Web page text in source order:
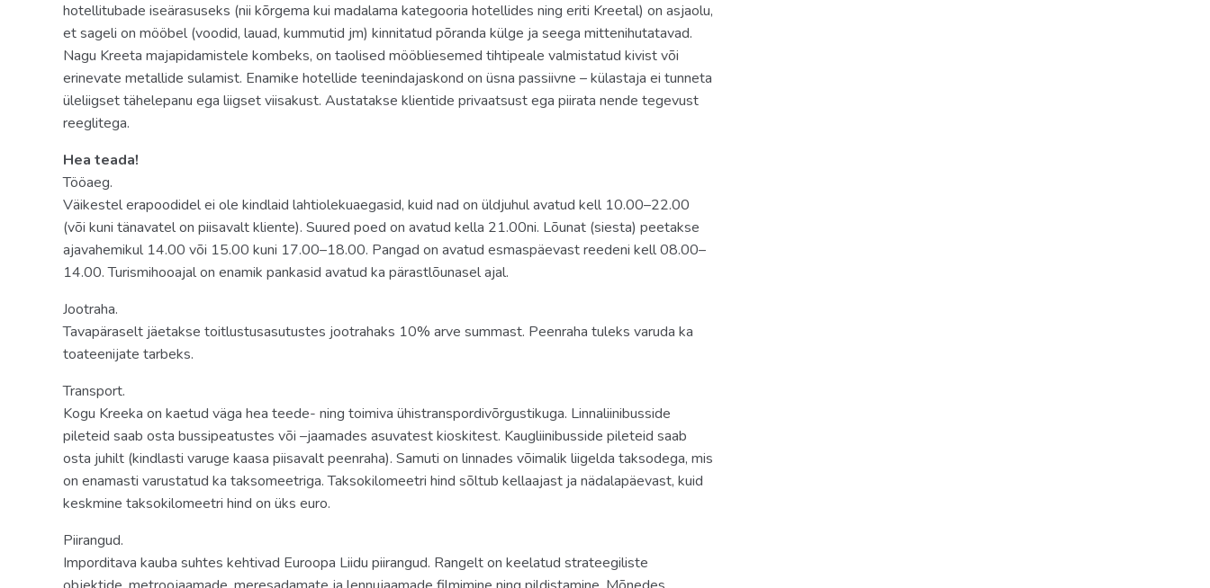
hotellitubade iseärasuseks (nii kõrgema kui madalama kategooria hotellides ning eriti Kreetal) on asjaolu,
et sageli on mööbel (voodid, lauad, kummutid jm) kinnitatud põranda külge ja seega mittenihutatavad.
Nagu Kreeta majapidamistele kombeks, on taolised mööbliesemed tihtipeale valmistatud kivist või
erinevate metallide sulamist. Enamike hotellide teenindajaskond on üsna passiivne – külastaja ei tunneta
üleliigset tähelepanu ega liigset viisakust. Austatakse klientide privaatsust ega piirata nende tegevust
reeglitega.
Hea teada!
Tööaeg.
Väikestel erapoodidel ei ole kindlaid lahtiolekuaegasid, kuid nad on üldjuhul avatud kell 10.00–22.00
(või kuni tänavatel on piisavalt kliente). Suured poed on avatud kella 21.00ni. Lõunat (siesta) peetakse
ajavahemikul 14.00 või 15.00 kuni 17.00–18.00. Pangad on avatud esmaspäevast reedeni kell 08.00–
14.00. Turismihooajal on enamik pankasid avatud ka pärastlõunasel ajal.
Jootraha.
Tavapäraselt jäetakse toitlustusasutustes jootrahaks 10% arve summast. Peenraha tuleks varuda ka
toateenijate tarbeks.
Transport.
Kogu Kreeka on kaetud väga hea teede- ning toimiva ühistranspordivõrgustikuga. Linnaliinibusside
pileteid saab osta bussipeatustes või –jaamades asuvatest kioskitest. Kaugliinibusside pileteid saab
osta juhilt (kindlasti varuge kaasa piisavalt peenraha). Samuti on linnades võimalik liigelda taksodega, mis
on enamasti varustatud ka taksomeetriga. Taksokilomeetri hind sõltub kellaajast ja nädalapäevast, kuid
keskmine taksokilomeetri hind on üks euro.
Piirangud.
Imporditava kauba suhtes kehtivad Euroopa Liidu piirangud. Rangelt on keelatud strateegiliste